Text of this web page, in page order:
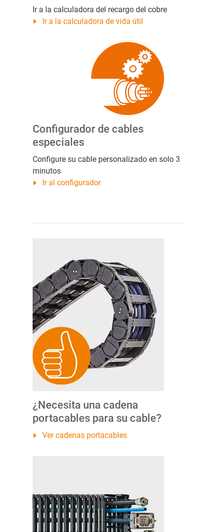
Ir a la calculadora del recargo del cobre
Ir a la calculadora de vida útil
Configurador de cables
especiales
Configure su cable personalizado en solo 3
minutos
Ir al configurador
¿Necesita una cadena
portacables para su cable?
Ver cadenas portacables